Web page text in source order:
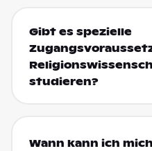
Gibt es spezielle
studieren?
Wann kann ich